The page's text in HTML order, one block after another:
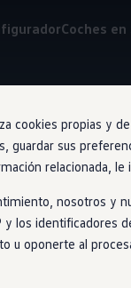
cookies propias y
guardar sus
relacionada,
nosotros y
y los identificadores
u oponerte al
Coches
El eléctrico
nuevo Golf GTI 50
de Volkswagen
Volkswagen
Volkswagen
Flex & Serenity
ocasión
El